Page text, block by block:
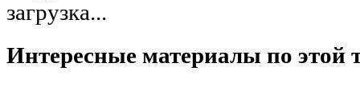
загрузка...
Интересные материалы по этой